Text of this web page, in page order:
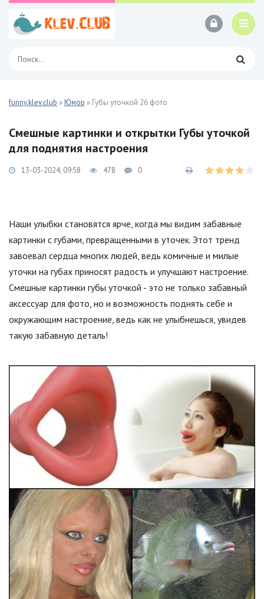
funny.klev.club »Юмор » Губы уточкой 26 фото
Смешные картинки и открытки Губы уточкой
для поднятия настроения
13-03-2024, 09:58 478 0
Наши улыбки становятся ярче, когда мы видим забавные
картинки с губами, превращенными в уточек. Этот тренд
завоевал сердца многих людей, ведь комичные и милые
уточки на губах приносят радость и улучшают настроение.
Смешные картинки губы уточкой - это не только забавный
аксессуар для фото, но и возможность поднять себе и
окружающим настроение, ведь как не улыбнешься, увидев
такую забавную деталь!